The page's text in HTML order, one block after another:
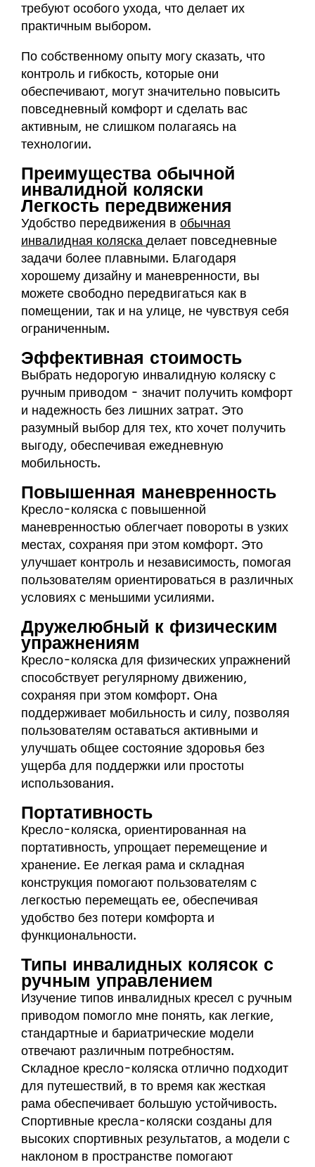
требуют особого ухода, что делает их
практичным выбором.
По собственному опыту могу сказать, что
контроль и гибкость, которые они
обеспечивают, могут значительно повысить
повседневный комфорт и сделать вас
активным, не слишком полагаясь на
технологии.
Преимущества обычной
инвалидной коляски
Легкость передвижения
Удобство передвижения в обычная
инвалидная коляска делает повседневные
задачи более плавными. Благодаря
хорошему дизайну и маневренности, вы
можете свободно передвигаться как в
помещении, так и на улице, не чувствуя себя
ограниченным.
Эффективная стоимость
Выбрать недорогую инвалидную коляску с
ручным приводом - значит получить комфорт
и надежность без лишних затрат. Это
разумный выбор для тех, кто хочет получить
выгоду, обеспечивая ежедневную
мобильность.
Повышенная маневренность
Кресло-коляска с повышенной
маневренностью облегчает повороты в узких
местах, сохраняя при этом комфорт. Это
улучшает контроль и независимость, помогая
пользователям ориентироваться в различных
условиях с меньшими усилиями.
Дружелюбный к физическим
упражнениям
Кресло-коляска для физических упражнений
способствует регулярному движению,
сохраняя при этом комфорт. Она
поддерживает мобильность и силу, позволяя
пользователям оставаться активными и
улучшать общее состояние здоровья без
ущерба для поддержки или простоты
использования.
Портативность
Кресло-коляска, ориентированная на
портативность, упрощает перемещение и
хранение. Ее легкая рама и складная
конструкция помогают пользователям с
легкостью перемещать ее, обеспечивая
удобство без потери комфорта и
функциональности.
Типы инвалидных колясок с
ручным управлением
Изучение типов инвалидных кресел с ручным
приводом помогло мне понять, как легкие,
стандартные и бариатрические модели
отвечают различным потребностям.
Складное кресло-коляска отлично подходит
для путешествий, в то время как жесткая
рама обеспечивает большую устойчивость.
Спортивные кресла-коляски созданы для
высоких спортивных результатов, а модели с
наклоном в пространстве помогают